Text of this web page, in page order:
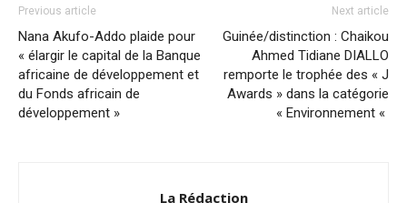
Previous article
Nana Akufo-Addo plaide pour
« élargir le capital de la Banque
africaine de développement et
du Fonds africain de
développement »
Next article
Guinée/distinction : Chaikou
Ahmed Tidiane DIALLO
remporte le trophée des « J
Awards » dans la catégorie
« Environnement «
La Rédaction